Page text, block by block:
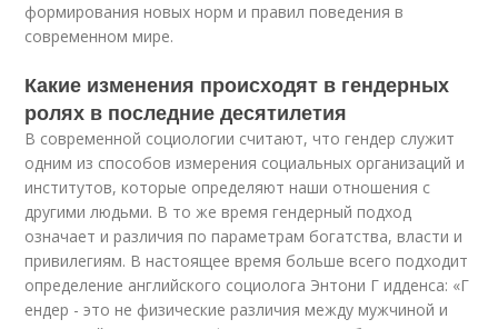
формирования новых норм и правил поведения в
современном мире.
Какие изменения происходят в гендерных
ролях в последние десятилетия
В современной социологии считают, что гендер служит
одним из способов измерения социальных организаций и
институтов, которые определяют наши отношения с
другими людьми. В то же время гендерный подход
означает и различия по параметрам богатства, власти и
привилегиям. В настоящее время больше всего подходит
определение английского социолога Энтони Г идденса: «Г
ендер - это не физические различия между мужчиной и